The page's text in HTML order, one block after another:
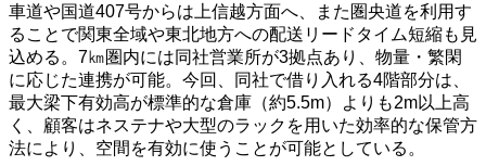
車道や国道407号からは上信越方面へ、また圏央道を利用す
ることで関東全域や東北地方への配送リードタイム短縮も見
込める。7㎞圏内には同社営業所が3拠点あり、物量・繁閑
に応じた連携が可能。今回、同社で借り入れる4階部分は、
最大梁下有効高が標準的な倉庫（約5.5m）よりも2m以上高
く、顧客はネステナや大型のラックを用いた効率的な保管方
法により、空間を有効に使うことが可能としている。